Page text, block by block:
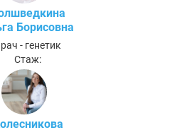
Борисовна
- генетик
Стаж: